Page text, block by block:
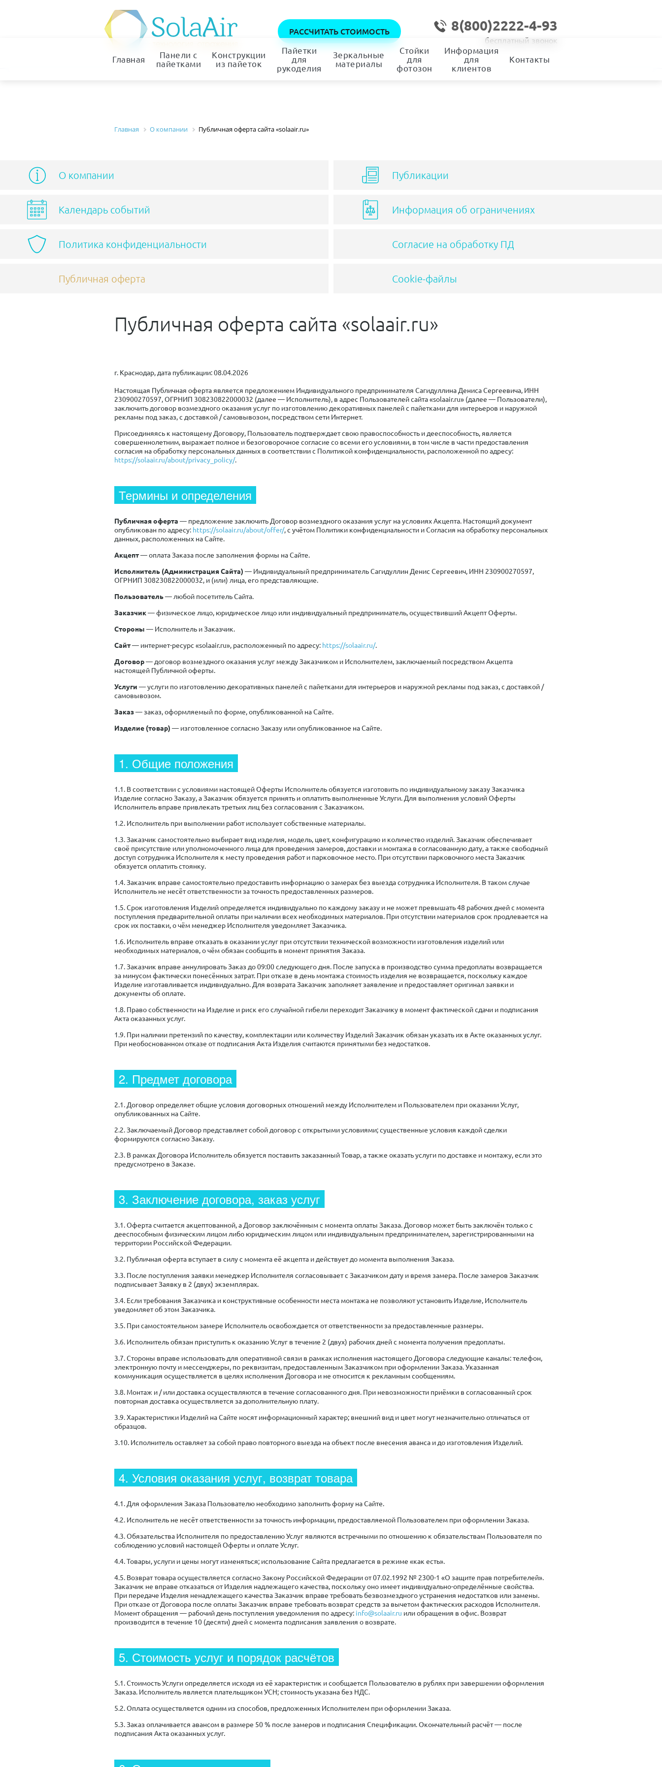
РАССЧИТАТЬ СТОИМОСТЬ 8(800)2222-4-93
бесплатный звонок
Главная
Панели с
пайетками
Конструкции
из пайеток
Пайетки
для
рукоделия
Зеркальные
материалы
Стойки
для
фотозон
Информация
для
клиентов
Контакты
Главная О компании Публичная оферта сайта «solaair.ru»
О компании Публикации
Календарь событий Информация об ограничениях
Политика конфиденциальности Согласие на обработку ПД
Публичная оферта Cookie-файлы
Публичная оферта сайта «solaair.ru»
г. Краснодар, дата публикации: 08.04.2026
Настоящая Публичная оферта является предложением Индивидуального предпринимателя Сагидуллина Дениса Сергеевича, ИНН
230900270597, ОГРНИП 308230822000032 (далее — Исполнитель), в адрес Пользователей сайта «solaair.ru» (далее — Пользователи),
заключить договор возмездного оказания услуг по изготовлению декоративных панелей с пайетками для интерьеров и наружной
рекламы под заказ, с доставкой / самовывозом, посредством сети Интернет.
Присоединяясь к настоящему Договору, Пользователь подтверждает свою правоспособность и дееспособность, является
совершеннолетним, выражает полное и безоговорочное согласие со всеми его условиями, в том числе в части предоставления
согласия на обработку персональных данных в соответствии с Политикой конфиденциальности, расположенной по адресу:
https://solaair.ru/about/privacy_policy/.
Термины и определения
Публичная оферта — предложение заключить Договор возмездного оказания услуг на условиях Акцепта. Настоящий документ
опубликован по адресу: https://solaair.ru/about/offer/, с учётом Политики конфиденциальности и Согласия на обработку персональных
данных, расположенных на Сайте.
Акцепт— оплата Заказа после заполнения формы на Сайте.
Исполнитель (Администрация Сайта) — Индивидуальный предприниматель Сагидуллин Денис Сергеевич, ИНН 230900270597,
ОГРНИП 308230822000032, и (или) лица, его представляющие.
Пользователь— любой посетитель Сайта.
Заказчик— физическое лицо, юридическое лицо или индивидуальный предприниматель, осуществивший Акцепт Оферты.
Стороны — Исполнитель и Заказчик.
Сайт— интернет-ресурс «solaair.ru», расположенный по адресу: https://solaair.ru/.
Договор— договор возмездного оказания услуг между Заказчиком и Исполнителем, заключаемый посредством Акцепта
настоящей Публичной оферты.
Услуги — услуги по изготовлению декоративных панелей с пайетками для интерьеров и наружной рекламы под заказ, с доставкой /
самовывозом.
Заказ— заказ, оформляемый по форме, опубликованной на Сайте.
Изделие (товар) — изготовленное согласно Заказу или опубликованное на Сайте.
1. Общие положения
1.1. В соответствии с условиями настоящей Оферты Исполнитель обязуется изготовить по индивидуальному заказу Заказчика
Изделие согласно Заказу, а Заказчик обязуется принять и оплатить выполненные Услуги. Для выполнения условий Оферты
Исполнитель вправе привлекать третьих лиц без согласования с Заказчиком.
1.2. Исполнитель при выполнении работ использует собственные материалы.
1.3. Заказчик самостоятельно выбирает вид изделия, модель, цвет, конфигурацию и количество изделий. Заказчик обеспечивает
своё присутствие или уполномоченного лица для проведения замеров, доставки и монтажа в согласованную дату, а также свободный
доступ сотрудника Исполнителя к месту проведения работ и парковочное место. При отсутствии парковочного места Заказчик
обязуется оплатить стоянку.
1.4. Заказчик вправе самостоятельно предоставить информацию о замерах без выезда сотрудника Исполнителя. В таком случае
Исполнитель не несёт ответственности за точность предоставленных размеров.
1.5. Срок изготовления Изделий определяется индивидуально по каждому заказу и не может превышать 48 рабочих дней с момента
поступления предварительной оплаты при наличии всех необходимых материалов. При отсутствии материалов срок продлевается на
срок их поставки, о чём менеджер Исполнителя уведомляет Заказчика.
1.6. Исполнитель вправе отказать в оказании услуг при отсутствии технической возможности изготовления изделий или
необходимых материалов, о чём обязан сообщить в момент принятия Заказа.
1.7. Заказчик вправе аннулировать Заказ до 09:00 следующего дня. После запуска в производство сумма предоплаты возвращается
за минусом фактически понесённых затрат. При отказе в день монтажа стоимость изделия не возвращается, поскольку каждое
Изделие изготавливается индивидуально. Для возврата Заказчик заполняет заявление и предоставляет оригинал заявки и
документы об оплате.
1.8. Право собственности на Изделие и риск его случайной гибели переходит Заказчику в момент фактической сдачи и подписания
Акта оказанных услуг.
1.9. При наличии претензий по качеству, комплектации или количеству Изделий Заказчик обязан указать их в Акте оказанных услуг.
При необоснованном отказе от подписания Акта Изделия считаются принятыми без недостатков.
2. Предмет договора
2.1. Договор определяет общие условия договорных отношений между Исполнителем и Пользователем при оказании Услуг,
опубликованных на Сайте.
2.2. Заключаемый Договор представляет собой договор с открытыми условиями; существенные условия каждой сделки
формируются согласно Заказу.
2.3. В рамках Договора Исполнитель обязуется поставить заказанный Товар, а также оказать услуги по доставке и монтажу, если это
предусмотрено в Заказе.
3. Заключение договора, заказ услуг
3.1. Оферта считается акцептованной, а Договор заключённым с момента оплаты Заказа. Договор может быть заключён только с
дееспособным физическим лицом либо юридическим лицом или индивидуальным предпринимателем, зарегистрированными на
территории Российской Федерации.
3.2. Публичная оферта вступает в силу с момента её акцепта и действует до момента выполнения Заказа.
3.3. После поступления заявки менеджер Исполнителя согласовывает с Заказчиком дату и время замера. После замеров Заказчик
подписывает Заявку в 2 (двух) экземплярах.
3.4. Если требования Заказчика и конструктивные особенности места монтажа не позволяют установить Изделие, Исполнитель
уведомляет об этом Заказчика.
3.5. При самостоятельном замере Исполнитель освобождается от ответственности за предоставленные размеры.
3.6. Исполнитель обязан приступить к оказанию Услуг в течение 2 (двух) рабочих дней с момента получения предоплаты.
3.7. Стороны вправе использовать для оперативной связи в рамках исполнения настоящего Договора следующие каналы: телефон,
электронную почту и мессенджеры, по реквизитам, предоставленным Заказчиком при оформлении Заказа. Указанная
коммуникация осуществляется в целях исполнения Договора и не относится к рекламным сообщениям.
3.8. Монтаж и / или доставка осуществляются в течение согласованного дня. При невозможности приёмки в согласованный срок
повторная доставка осуществляется за дополнительную плату.
3.9. Характеристики Изделий на Сайте носят информационный характер; внешний вид и цвет могут незначительно отличаться от
образцов.
3.10. Исполнитель оставляет за собой право повторного выезда на объект после внесения аванса и до изготовления Изделий.
4. Условия оказания услуг, возврат товара
4.1. Для оформления Заказа Пользователю необходимо заполнить форму на Сайте.
4.2. Исполнитель не несёт ответственности за точность информации, предоставляемой Пользователем при оформлении Заказа.
4.3. Обязательства Исполнителя по предоставлению Услуг являются встречными по отношению к обязательствам Пользователя по
соблюдению условий настоящей Оферты и оплате Услуг.
4.4. Товары, услуги и цены могут изменяться; использование Сайта предлагается в режиме «как есть».
4.5. Возврат товара осуществляется согласно Закону Российской Федерации от 07.02.1992 № 2300-1 «О защите прав потребителей».
Заказчик не вправе отказаться от Изделия надлежащего качества, поскольку оно имеет индивидуально-определённые свойства.
При передаче Изделия ненадлежащего качества Заказчик вправе требовать безвозмездного устранения недостатков или замены.
При отказе от Договора после оплаты Заказчик вправе требовать возврат средств за вычетом фактических расходов Исполнителя.
Момент обращения — рабочий день поступления уведомления по адресу: info@solaair.ru или обращения в офис. Возврат
производится в течение 10 (десяти) дней с момента подписания заявления о возврате.
5. Стоимость услуг и порядок расчётов
5.1. Стоимость Услуги определяется исходя из её характеристик и сообщается Пользователю в рублях при завершении оформления
Заказа. Исполнитель является плательщиком УСН; стоимость указана без НДС.
5.2. Оплата осуществляется одним из способов, предложенных Исполнителем при оформлении Заказа.
5.3. Заказ оплачивается авансом в размере 50 % после замеров и подписания Спецификации. Окончательный расчёт — после
подписания Акта оказанных услуг.